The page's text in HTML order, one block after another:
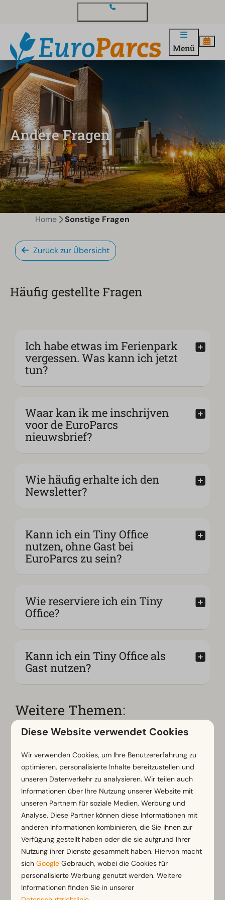
Menü
Andere Fragen
Home Sonstige Fragen
Zurück zur Übersicht
Häufig gestellte Fragen
Ich habe etwas im Ferienpark
vergessen. Was kann ich jetzt
tun?
Waar kan ik me inschrijven
voor de EuroParcs
nieuwsbrief?
Wie häufig erhalte ich den
Newsletter?
Kann ich ein Tiny Office
nutzen, ohne Gast bei
EuroParcs zu sein?
Wie reserviere ich ein Tiny
Office?
Kann ich ein Tiny Office als
Gast nutzen?
Weitere Themen:
Ankunft & Abreise
Buchungen
Diese Website verwendet Cookies
Wir verwenden Cookies, um Ihre Benutzererfahrung zu
optimieren, personalisierte Inhalte bereitzustellen und
unseren Datenverkehr zu analysieren. Wir teilen auch
Informationen über Ihre Nutzung unserer Website mit
unseren Partnern für soziale Medien, Werbung und
Analyse. Diese Partner können diese Informationen mit
anderen Informationen kombinieren, die Sie ihnen zur
Verfügung gestellt haben oder die sie aufgrund Ihrer
Nutzung ihrer Dienste gesammelt haben. Hiervon macht
sichGoogle Gebrauch, wobei die Cookies für
personalisierte Werbung genutzt werden. Weitere
Informationen finden Sie in unserer